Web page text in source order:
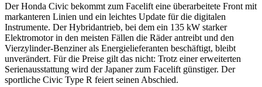
Der Honda Civic bekommt zum Facelift eine überarbeitete Front mit
markanteren Linien und ein leichtes Update für die digitalen
Instrumente. Der Hybridantrieb, bei dem ein 135 kW starker
Elektromotor in den meisten Fällen die Räder antreibt und den
Vierzylinder-Benziner als Energielieferanten beschäftigt, bleibt
unverändert. Für die Preise gilt das nicht: Trotz einer erweiterten
Serienausstattung wird der Japaner zum Facelift günstiger. Der
sportliche Civic Type R feiert seinen Abschied.